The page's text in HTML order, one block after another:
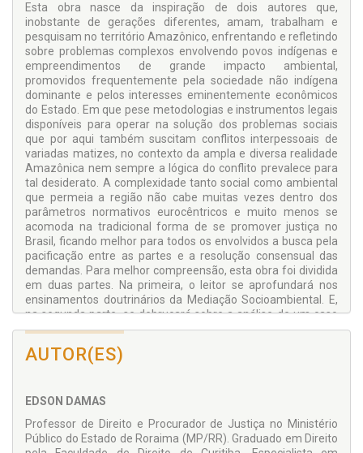
Esta obra nasce da inspiração de dois autores que,
inobstante de gerações diferentes, amam, trabalham e
pesquisam no território Amazônico, enfrentando e refletindo
sobre problemas complexos envolvendo povos indígenas e
empreendimentos de grande impacto ambiental,
promovidos frequentemente pela sociedade não indígena
dominante e pelos interesses eminentemente econômicos
do Estado. Em que pese metodologias e instrumentos legais
disponíveis para operar na solução dos problemas sociais
que por aqui também suscitam conflitos interpessoais de
variadas matizes, no contexto da ampla e diversa realidade
Amazônica nem sempre a lógica do conflito prevalece para
tal desiderato. A complexidade tanto social como ambiental
que permeia a região não cabe muitas vezes dentro dos
parâmetros normativos eurocêntricos e muito menos se
acomoda na tradicional forma de se promover justiça no
Brasil, ficando melhor para todos os envolvidos a busca pela
pacificação entre as partes e a resolução consensual das
demandas. Para melhor compreensão, esta obra foi dividida
em duas partes. Na primeira, o leitor se aprofundará nos
ensinamentos doutrinários da Mediação Socioambiental. E,
na segunda parte, se debruçará sobre a análise de um caso
prático envolvendo uma terra indígena localizada ao norte do
país e os diversos conflitos socioambientais que suas
comunidades enfrentam atualmente. Com este livro, visa-se
suas comunidades possam doravante se prevenir e se munir
através de seus direitos, ora elencados no ordenamento
jurídico brasileiro e no plano internacional, ao selarem futuros
acordos que disfarçadamente tentem dissimular suas
AUTOR(ES)
EDSON DAMAS
Professor de Direito e Procurador de Justiça no Ministério
Público do Estado de Roraima (MP/RR). Graduado em Direito